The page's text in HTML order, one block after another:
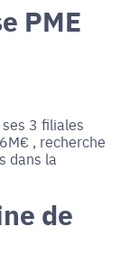
PME
3 filiales
, recherche
dans la
de